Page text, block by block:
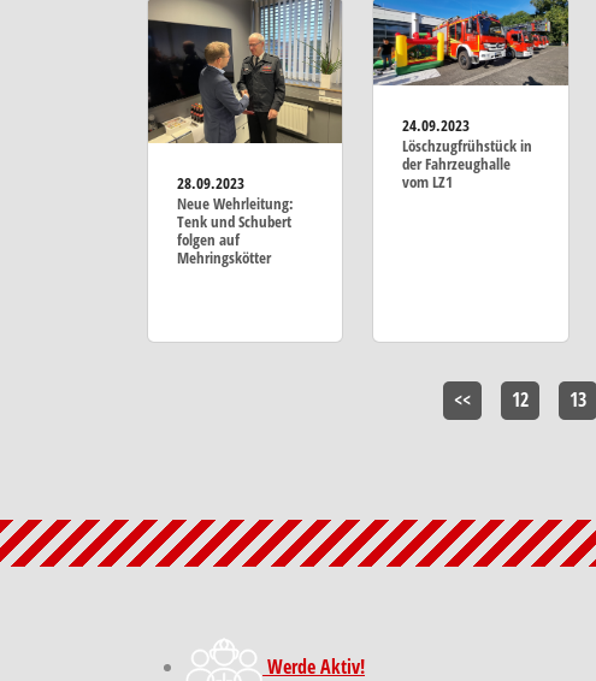
28.09.2023
Neue Wehrleitung:
Tenk und Schubert
folgen auf
Mehringskötter
24.09.2023
Löschzugfrühstück in
der Fahrzeughalle
vom LZ1
<< 12 13
Werde Aktiv!